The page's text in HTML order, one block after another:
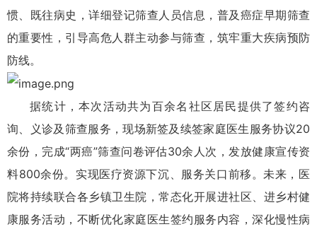
惯、既往病史，详细登记筛查人员信息，普及癌症早期筛查
的重要性，引导高危人群主动参与筛查，筑牢重大疾病预防
防线。
据统计，本次活动共为百余名社区居民提供了签约咨
询、义诊及筛查服务，现场新签及续签家庭医生服务协议20
余份，完成“两癌”筛查问卷评估30余人次，发放健康宣传资
料800余份。实现医疗资源下沉、服务关口前移。未来，医
院将持续联合各乡镇卫生院，常态化开展进社区、进乡村健
康服务活动，不断优化家庭医生签约服务内容，深化慢性病